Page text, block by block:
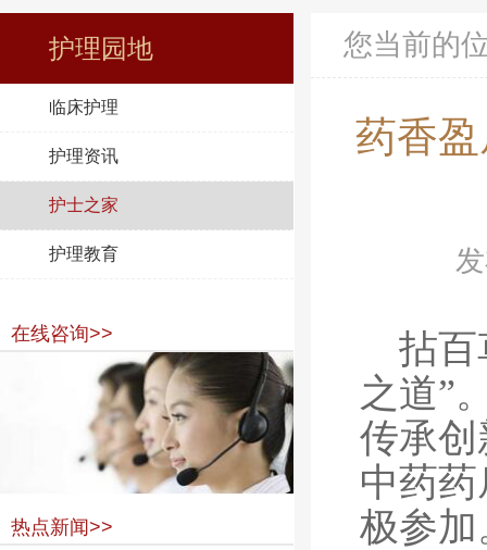
护理园地
临床护理
护理资讯
护士之家
护理教育
在线咨询>>
热点新闻>>
您当前的
药香
拈百
之道”
传承
中药
极参加